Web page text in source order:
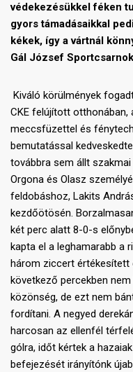
védekezésükkel féken
gyors támadásaikkal
kékek, így a vártnál
Gál József
Kiváló körülmények
CKE felújított otthonában,
meccsfüzettel és
bemutatással
továbbra sem állt
Orgona és Olasz
feldobáshoz, Lakits
kezdőötösén.
két perc alatt 8-0-s
kapta el a leghamarabb a
három ziccert értékesített
következő percekben
közönség, de ezt nem
fordítani. A negyed
harcosan az ellenfél
gólra, időt kértek a
befejezését irányítónk